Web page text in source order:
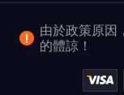
視頻下載 API
爬行和索引
查看所有使用案
常見問題解答
位置
企業服務
反洗錢合規計劃
由於政策原因
的體諒！